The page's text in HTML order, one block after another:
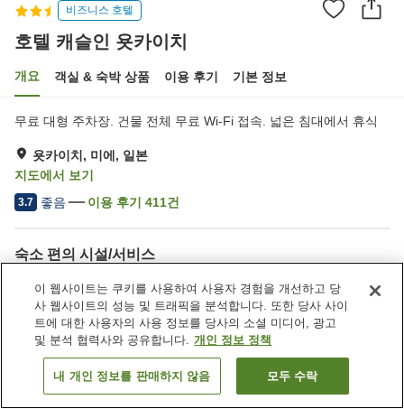
비즈니스 호텔
호텔 캐슬인 욧카이치
개요 객실 & 숙박 상품 이용 후기 기본 정보
무료 대형 주차장. 건물 전체 무료 Wi-Fi 접속. 넓은 침대에서 휴식
욧카이치, 미에, 일본
지도에서 보기
3.7 좋음 이용 후기 411건
숙소 편의 시설/서비스
주차장
스파 / 미용실
레스토랑
자동판매기
일본 미에 욧카이치 호텔 캐슬인 욧카이치
객실 보기
이 웹사이트는 쿠키를 사용하여 사용자 경험을 개선하고 당
사 웹사이트의 성능 및 트래픽을 분석합니다. 또한 당사 사이
트에 대한 사용자의 사용 정보를 당사의 소셜 미디어, 광고
및 분석 협력사와 공유합니다. 개인 정보 정책
내 개인 정보를 판매하지 않음 모두 수락